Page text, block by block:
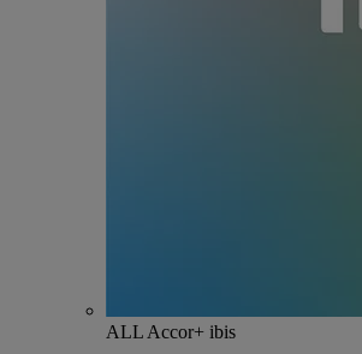
ALL Accor+ ibis